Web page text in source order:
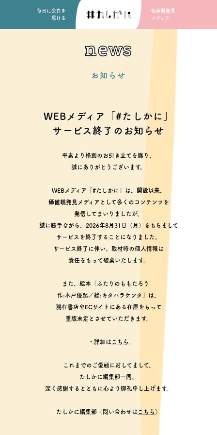
毎日に余白を
届ける
価値観発見
メディア
news
お知らせ
WEBメディア「#たしかに」
サービス終了のお知らせ
平素より格別のお引き立てを賜り、
誠にありがとうございます。
WEBメディア「#たしかに」は、開設以来、
価値観発見メディアとして多くのコンテンツを
発信してまいりましたが、
誠に勝手ながら、2026年8月31日（月）をもちまして
サービスを終了することになりました。
サービス終了に伴い、取材時の個人情報は
責任をもって破棄いたします。
また、絵本「ふたりのももたろう
作:木戸優起／絵:キタハラケンタ」は、
現在書店やECサイトにある在庫をもって
重版未定とさせていただきます。
・詳細は こちら
これまでのご愛顧に対してまして、
たしかに編集部一同、
深く感謝するとともに心より御礼申し上げます。
たしかに編集部（問い合わせは こちら ）